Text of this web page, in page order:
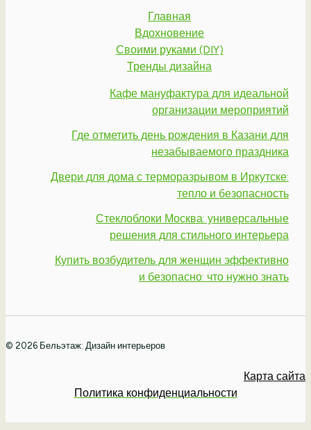
Главная
Вдохновение
Своими руками (DIY)
Тренды дизайна
Кафе мануфактура для идеальной
организации мероприятий
Где отметить день рождения в Казани для
незабываемого праздника
Двери для дома с терморазрывом в Иркутске:
тепло и безопасность
Стеклоблоки Москва: универсальные
решения для стильного интерьера
Купить возбудитель для женщин эффективно
и безопасно: что нужно знать
© 2026 Бельэтаж: Дизайн интерьеров
Карта сайта
Политика конфиденциальности